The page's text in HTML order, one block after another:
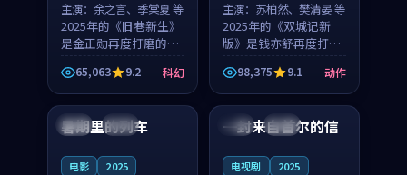
主演： 余之言、季棠夏 等
2025年的《旧巷新生》
是金正勋再度打磨的科
幻佳作。英国的取景与
雨夜物语的氛围相互成
就，余之言与季棠夏的
对手戏自然克制，让整
部影片在悬念与温度
65,063 9.2 科幻
主演： 苏柏然、樊清晏 等
2025年的《双城记新
版》是钱亦舒再度打磨
的动作佳作。中国大陆
的取景与沙漠探险的氛
围相互成就，苏柏然与
樊清晏的对手戏自然克
制，让整部影片在悬念
98,375 9.1 动作
中国 杜比
暑期里的列车
电影 2025
韩国 热播
一封来自首尔的信
电视剧 2025